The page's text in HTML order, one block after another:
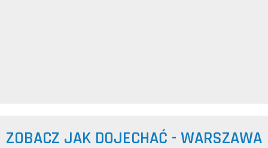
ZOBACZ JAK DOJECHAĆ - WARSZAWA